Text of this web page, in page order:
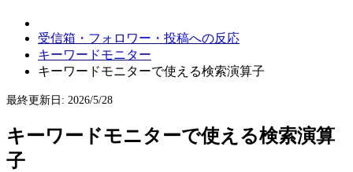
受信箱・フォロワー・投稿への反応
キーワードモニター
キーワードモニターで使える検索演算子
最終更新日: 2026/5/28
キーワードモニターで使える検索演算
子